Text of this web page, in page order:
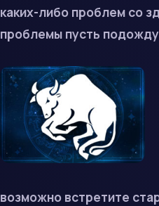
каких-либо проблем со
проблемы пусть
возможно встретите